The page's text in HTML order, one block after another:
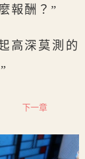
報酬？”
高深莫測的
下一章